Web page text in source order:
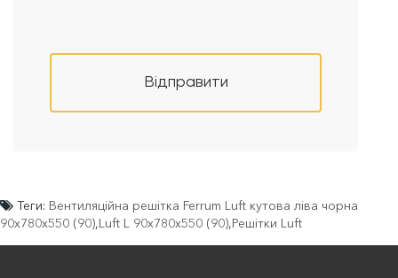
Відправити
Теги: Вентиляційна решітка Ferrum Luft кутова ліва чорна
90х780х550 (90),Luft L 90х780х550 (90),Решітки Luft